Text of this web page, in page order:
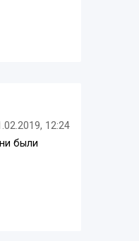
12:24
были